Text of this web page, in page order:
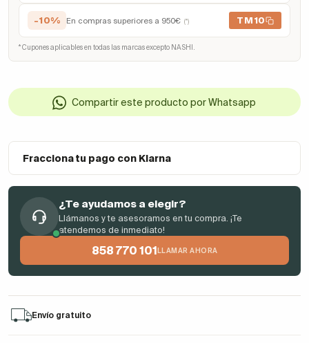
-10% En compras superiores a 950€ (*) TM10
* Cupones aplicables en todas las marcas excepto NASHI.
Compartir este producto por Whatsapp
Fracciona tu pago con Klarna
¿Te ayudamos a elegir?
Llámanos y te asesoramos en tu compra. ¡Te
atendemos de inmediato!
858 770 101 LLAMAR AHORA
Envío gratuito